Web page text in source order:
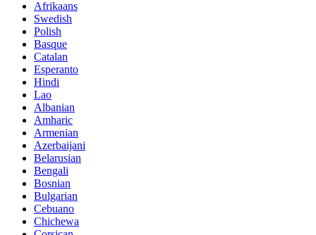
Afrikaans
Swedish
Polish
Basque
Catalan
Esperanto
Hindi
Lao
Albanian
Amharic
Armenian
Azerbaijani
Belarusian
Bengali
Bosnian
Bulgarian
Cebuano
Chichewa